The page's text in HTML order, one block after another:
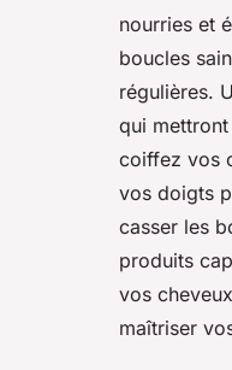
nourries et
boucles
régulières.
qui
coiffez vos
vos doigts
casser les
produits
vos
maîtriser